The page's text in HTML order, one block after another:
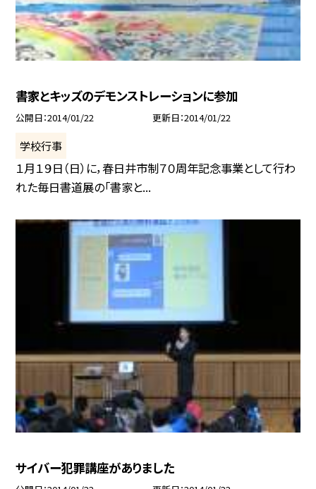
書家とキッズのデモンストレーションに参加
公開日 2014/01/22 更新日 2014/01/22
学校行事
１月１９日（日）に，春日井市制７０周年記念事業として行わ
れた毎日書道展の「書家と...
サイバー犯罪講座がありました